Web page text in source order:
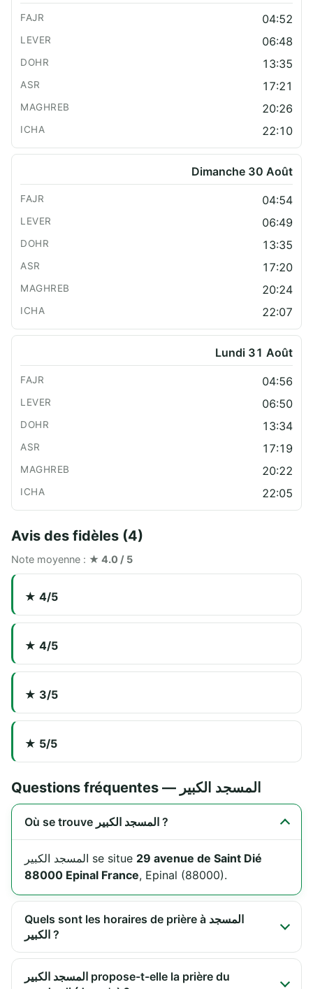
04:52
06:48
13:35
17:21
20:26
22:10
Dimanche 30 Août
04:54
06:49
13:35
17:20
20:24
22:07
Lundi 31 Août
04:56
06:50
13:34
17:19
20:22
22:05
Avis des fidèles (4)
Note moyenne : ★ 4.0 / 5
★ 4/5
★ 4/5
★ 3/5
★ 5/5
Questions fréquentes — المسجد الكبير
Où se trouve المسجد الكبير ?
المسجد الكبير se situe 29 avenue de Saint Dié
88000 Epinal France, Epinal (88000).
Quels sont les horaires de prière à المسجد
الكبير ?
المسجد الكبير propose-t-elle la prière du